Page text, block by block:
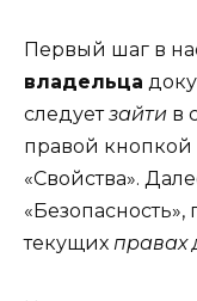
Первый шаг в
владельца
следуетзайти в
правой
«Свойства».
текущих правах